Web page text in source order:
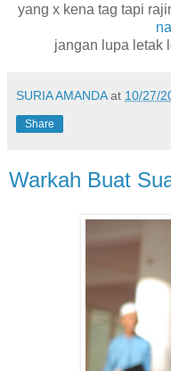
yang x kena tag tapi
jangan lupa letak
SURIA AMANDA at 10/27/
Share
Warkah Buat